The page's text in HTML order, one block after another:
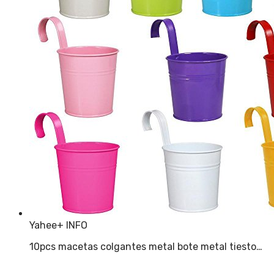
Yahee+ INFO
10pcs macetas colgantes metal bote metal tiesto…